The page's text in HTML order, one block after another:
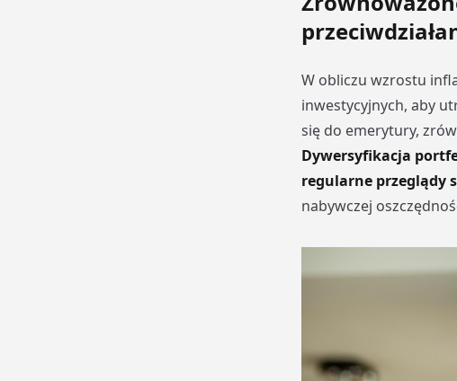
W obliczu wzrostu
inwestycyjnych, aby
się do emerytury,
Dywersyfikacja
regularne przeglądy
nabywczej